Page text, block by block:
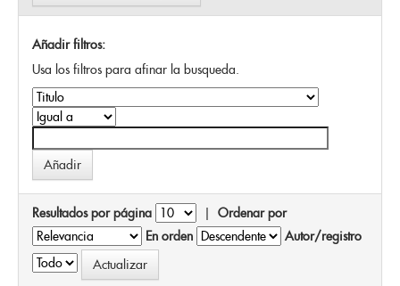
Añadir filtros:
Usa los filtros para afinar la busqueda.
Resultados por página | Ordenar por
En orden
Autor/registro